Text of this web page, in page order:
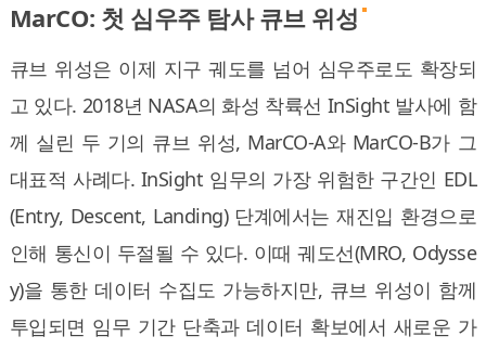
MarCO: 첫 심우주 탐사 큐브 위성
큐브 위성은 이제 지구 궤도를 넘어 심우주로도 확장되
고 있다. 2018년 NASA의 화성 착륙선 InSight 발사에 함
께 실린 두 기의 큐브 위성, MarCO-A와 MarCO-B가 그
대표적 사례다. InSight 임무의 가장 위험한 구간인 EDL
(Entry, Descent, Landing) 단계에서는 재진입 환경으로
인해 통신이 두절될 수 있다. 이때 궤도선(MRO, Odysse
y)을 통한 데이터 수집도 가능하지만, 큐브 위성이 함께
투입되면 임무 기간 단축과 데이터 확보에서 새로운 가